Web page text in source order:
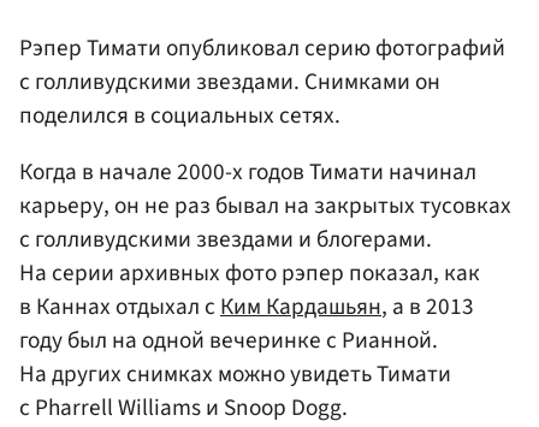
Рэпер Тимати опубликовал серию фотографий
с голливудскими звездами. Снимками он
поделился в социальных сетях.
Когда в начале 2000-х годов Тимати начинал
карьеру, он не раз бывал на закрытых тусовках
с голливудскими звездами и блогерами.
На серии архивных фото рэпер показал, как
в Каннах отдыхал сКим Кардашьян, а в 2013
году был на одной вечеринке с Рианной.
На других снимках можно увидеть Тимати
с Pharrell Williams и Snoop Dogg.